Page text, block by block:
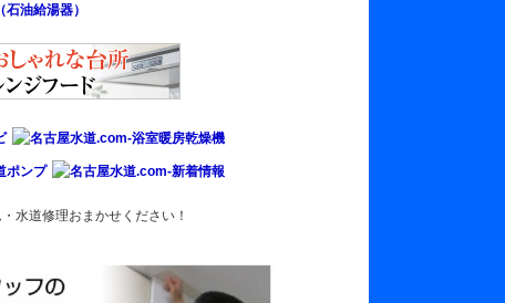
水道修理おまかせください！